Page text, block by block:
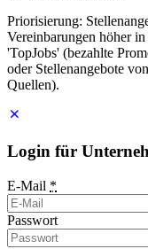
Priorisierung:
Vereinbarungen höher
'TopJobs' (bezahlte
oder Stellenangebote
Quellen).
Login für
E-Mail *
Passwort